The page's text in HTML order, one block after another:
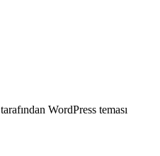
tarafından WordPress teması